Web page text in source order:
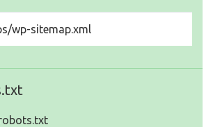
wp-sitemap.xml